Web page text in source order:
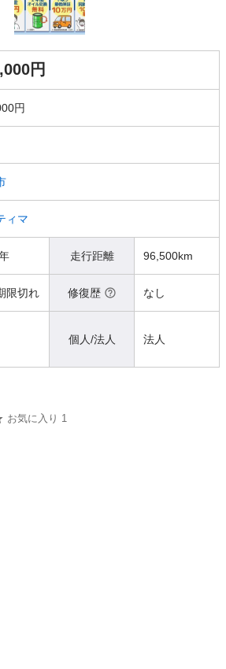
円
円
ィマ
走行距離 96,500km
限切れ 修復歴 なし
個人/法人 法人
お気に入り 1